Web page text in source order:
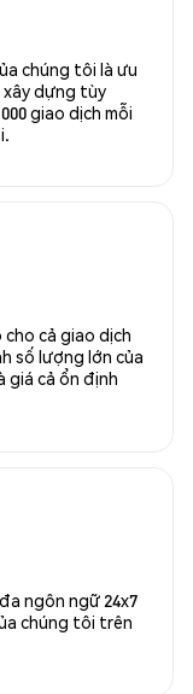
chúng tôi là ưu
xây dựng tùy
giao dịch mỗi
cả giao dịch
số lượng lớn của
giá cả ổn định
ngôn ngữ 24x7
chúng tôi trên